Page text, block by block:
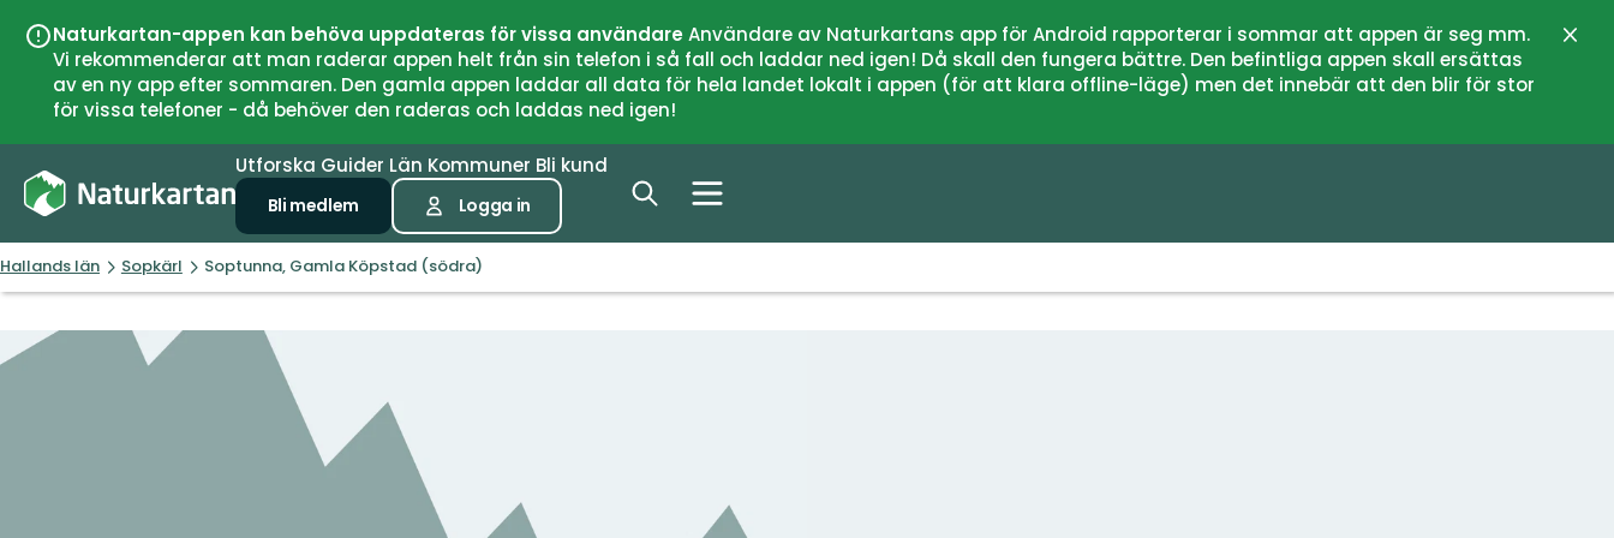
Naturkartan-appen kan behöva uppdateras för vissa användareAnvändare av Naturkartans app för Android rapporterar i sommar att appen är seg mm.
Vi rekommenderar att man raderar appen helt från sin telefon i så fall och laddar ned igen! Då skall den fungera bättre. Den befintliga appen skall ersättas
av en ny app efter sommaren. Den gamla appen laddar all data för hela landet lokalt i appen (för att klara offline-läge) men det innebär att den blir för stor
för vissa telefoner - då behöver den raderas och laddas ned igen!
Utforska Guider Län Kommuner Bli kund
Bli medlem Logga in
Hallands län Sopkärl Soptunna, Gamla Köpstad (södra)